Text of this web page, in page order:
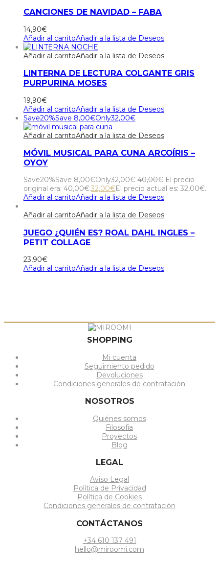
CANCIONES DE NAVIDAD – FABA
14,90€
Añadir al carritoAñadir a la lista de Deseos
Añadir al carritoAñadir a la lista de Deseos
LINTERNA DE LECTURA COLGANTE GRIS
PURPURINA MOSES
19,90€
Añadir al carritoAñadir a la lista de Deseos
Save20%Save 8,00€Only32,00€
Añadir al carritoAñadir a la lista de Deseos
MÓVIL MUSICAL PARA CUNA ARCOÍRIS –
OYOY
Save20%Save 8,00€Only32,00€ 40,00€ El precio
original era: 40,00€.32,00€El precio actual es: 32,00€.
Añadir al carritoAñadir a la lista de Deseos
Añadir al carritoAñadir a la lista de Deseos
JUEGO ¿QUIÉN ES? ROAL DAHL INGLES –
PETIT COLLAGE
23,90€
Añadir al carritoAñadir a la lista de Deseos
SHOPPING
Mi cuenta
Seguimiento pedido
Devoluciones
Condiciones generales de contratación
NOSOTROS
Quiénes somos
Filosofía
Proyectos
Blog
LEGAL
Aviso Legal
Política de Privacidad
Política de Cookies
Condiciones generales de contratación
CONTÁCTANOS
+34 610 137 491
hello@miroomi.com